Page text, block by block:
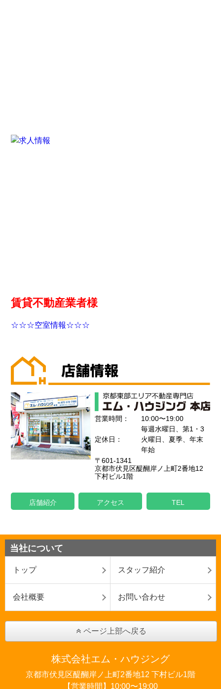
賃貸不動産業者様
☆☆☆空室情報☆☆☆
営業時間： 10:00〜19:00
定休日：
毎週水曜日、第1・3
火曜日、夏季、年末
年始
〒601-1341
京都市伏見区醍醐岸ノ上町2番地12
下村ビル1階
店舗紹介 アクセス TEL
当社について
トップ スタッフ紹介
会社概要 お問い合わせ
ページ上部へ戻る
株式会社エム・ハウジング
京都市伏見区醍醐岸ノ上町2番地12 下村ビル1階
【営業時間】10:00〜19:00